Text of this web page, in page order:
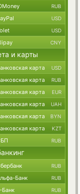
RUB
USD
USD
CNY
и карты
карта USD
карта RUB
карта EUR
карта UAH
карта BYN
карта KZT
RUB
RUB
Банк RUB
Банк RUB